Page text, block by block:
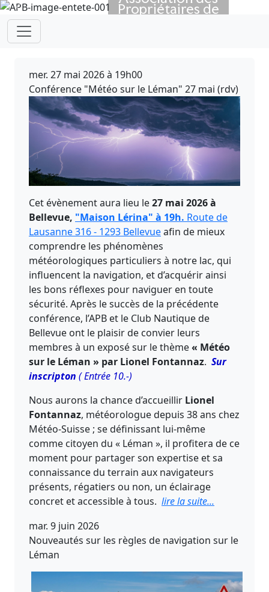
Propriétaires de
Bateaux
Previous
mer. 27 mai 2026 à 19h00
Conférence "Météo sur le Léman" 27 mai (rdv)
Cet évènement aura lieu le27 mai 2026 à
Bellevue, "Maison Lérina" à 19h. Route de
Lausanne 316 - 1293 Bellevueafin de mieux
comprendre les phénomènes
météorologiques particuliers à notre lac, qui
influencent la navigation, et d’acquérir ainsi
les bons réflexes pour naviguer en toute
sécurité. Après le succès de la précédente
conférence, l’APB et le Club Nautique de
Bellevue ont le plaisir de convier leurs
membres à un exposé sur le thème« Météo
sur le Léman » par Lionel Fontannaz. Sur
inscripton ( Entrée 10.-)
Nous aurons la chance d’accueillir Lionel
Fontannaz, météorologue depuis 38 ans chez
Météo-Suisse ; se définissant lui-même
comme citoyen du « Léman », il profitera de ce
moment pour partager son expertise et sa
connaissance du terrain aux navigateurs
présents, régatiers ou non, un éclairage
concret et accessible à tous. lire la suite...
mar. 9 juin 2026
Nouveautés sur les règles de navigation sur le
Léman